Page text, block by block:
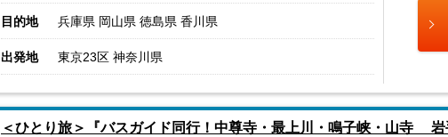
目的地 兵庫県 岡山県 徳島県 香川県
出発地 東京23区 神奈川県
＜ひとり旅＞『バスガイド同行！中尊寺・最上川・鳴子峡・山寺